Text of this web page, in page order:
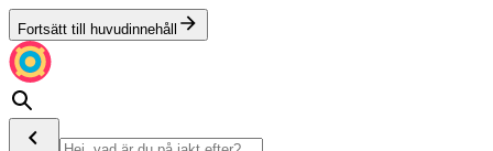
Fortsätt till huvudinnehåll